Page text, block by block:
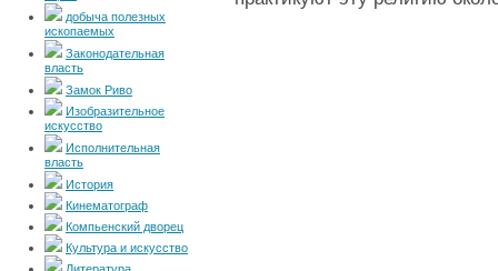
добыча полезных
ископаемых
Законодательная
власть
Замок Риво
Изобразительное
искусство
Исполнительная
власть
История
Кинематограф
Компьенский дворец
Культура и искусство